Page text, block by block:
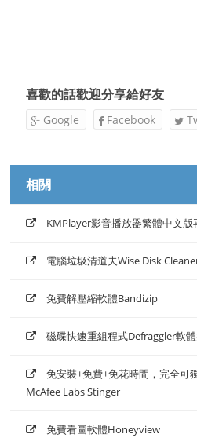
喜歡的話歡迎分享給好友
Google Facebook
相關
KMPlayer影音播放器繁體中文版
電腦垃圾清道夫Wise Disk
免費解壓縮軟體Bandizip
磁碟快速重組程式Defraggler軟
免安裝+免費+免花時間，完全可
McAfee Labs Stinger
免費看圖軟體Honeyview